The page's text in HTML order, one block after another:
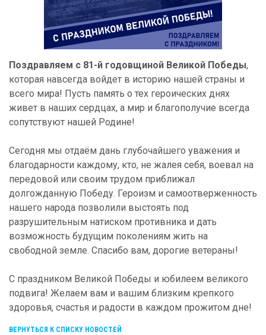
Поздравляем с 81-й годовщиной Великой Победы,
которая навсегда войдет в историю нашей страны и
всего мира! Пусть память о тех героических днях
живет в наших сердцах, а мир и благополучие всегда
сопутствуют нашей Родине!
Сегодня мы отдаём дань глубочайшего уважения и
благодарности каждому, кто, не жалея себя, воевал на
передовой или своим трудом приближал
долгожданную Победу. Героизм и самоотверженность
нашего народа позволили выстоять под
разрушительным натиском противника и дать
возможность будущим поколениям жить на
свободной земле. Спасибо вам, дорогие ветераны!
С праздником Великой Победы и юбилеем великого
подвига! Желаем вам и вашим близким крепкого
здоровья, счастья и радости в каждом прожитом дне!
ВЕРНУТЬСЯ К СПИСКУ НОВОСТЕЙ